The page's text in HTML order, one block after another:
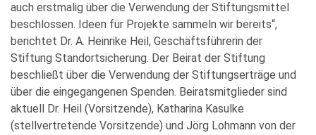
auch erstmalig über die Verwendung der Stiftungsmittel
beschlossen. Ideen für Projekte sammeln wir bereits“,
berichtet Dr. A. Heinrike Heil, Geschäftsführerin der
Stiftung Standortsicherung. Der Beirat der Stiftung
beschließt über die Verwendung der Stiftungserträge und
über die eingegangenen Spenden. Beiratsmitglieder sind
aktuell Dr. Heil (Vorsitzende), Katharina Kasulke
(stellvertretende Vorsitzende) und Jörg Lohmann von der